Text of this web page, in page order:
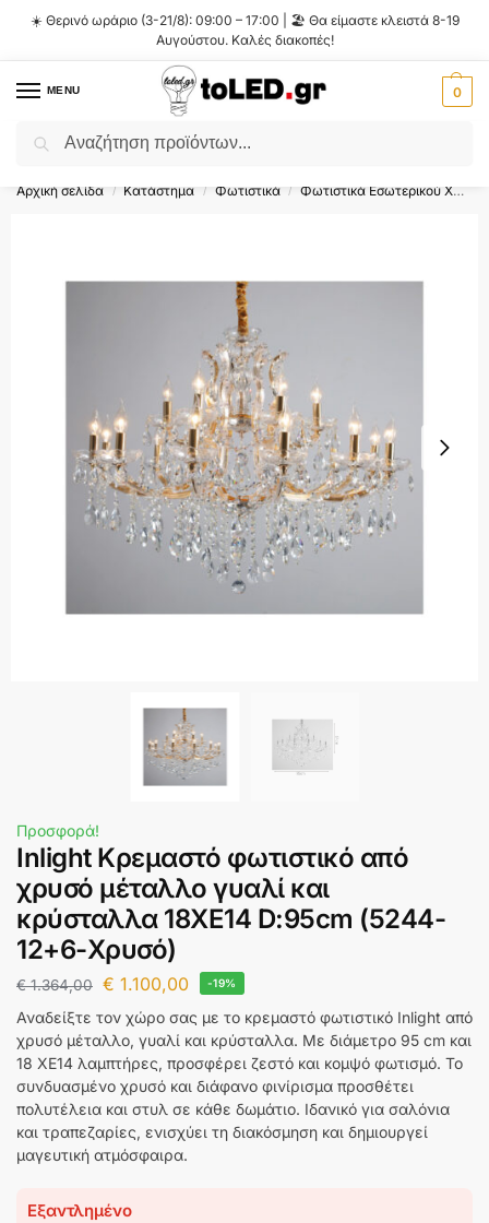
☀️ Θερινό ωράριο (3-21/8): 09:00 – 17:00 | 🏖️ Θα είμαστε κλειστά 8-19
Αυγούστου. Καλές διακοπές!
MENU 0
Flash Sale ⚡ 10% Έκπτωση με τον κωδικό
Αρχική σελίδα / Κατάστημα / Φωτιστικά / Φωτιστικά Εσωτερικού Χώρου
Προσφορά!
Inlight Κρεμαστό φωτιστικό από
χρυσό μέταλλο γυαλί και
κρύσταλλα 18XE14 D:95cm (5244-
12+6-Χρυσό)
€1.364,00 € 1.100,00 -19%
Αναδείξτε τον χώρο σας με το κρεμαστό φωτιστικό Inlight από
χρυσό μέταλλο, γυαλί και κρύσταλλα. Με διάμετρο 95 cm και
18 XE14 λαμπτήρες, προσφέρει ζεστό και κομψό φωτισμό. Το
συνδυασμένο χρυσό και διάφανο φινίρισμα προσθέτει
πολυτέλεια και στυλ σε κάθε δωμάτιο. Ιδανικό για σαλόνια
και τραπεζαρίες, ενισχύει τη διακόσμηση και δημιουργεί
μαγευτική ατμόσφαιρα.
Εξαντλημένο